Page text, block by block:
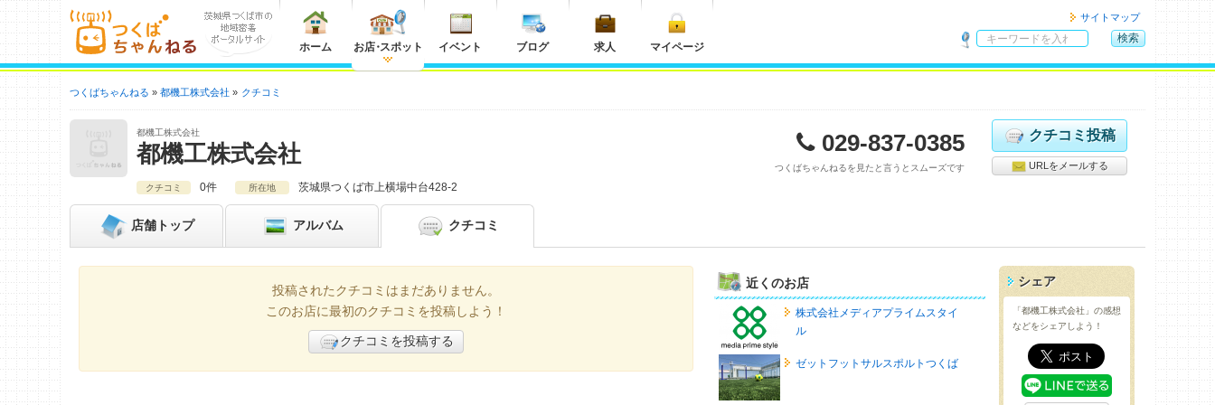
ホーム お店・スポット イベント ブログ 求人 マイページ
サイトマップ
内
索
検索
つくばちゃんねる 都機工株式会社 クチコミ
都機工株式会社
都機工株式会社 029-837-0385
つくばちゃんねるを見たと言うとスムーズです
クチコミ投稿
URLをメールする
クチコミ 0件 所在地 茨城県つくば市上横場中台428-2
店舗 トップ アルバム クチコミ
投稿されたクチコミはまだありません。
このお店に最初のクチコミを投稿しよう！
クチコミを投稿する
近くのお店
株式会社メディアプライムスタイ
ル
ゼットフットサルスポルトつくば
シェア
「都機工株式会社」の感想
などをシェアしよう！